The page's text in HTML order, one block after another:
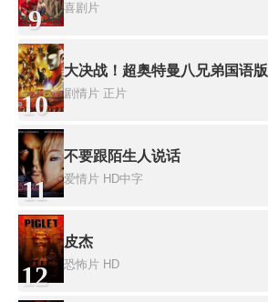
9 喜剧片
10
大决战！超奥特曼八兄弟国语版
剧情片 正片
11
不要跟陌生人说话
爱情片 HD中字
12
皮杰
恐怖片 HD